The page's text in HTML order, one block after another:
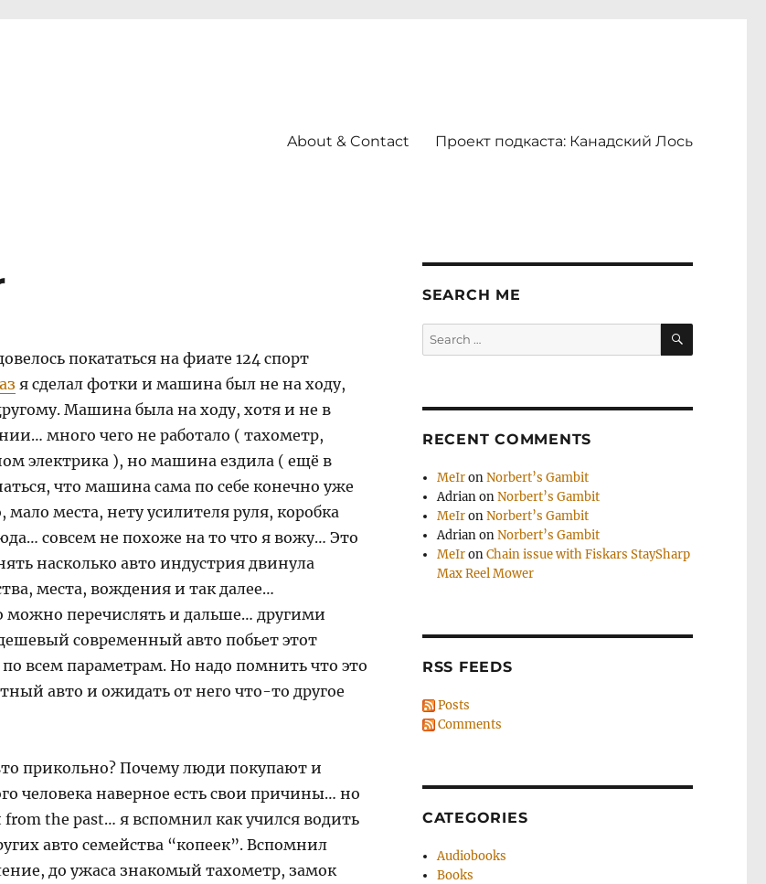
About & Contact Проект подкаста: Канадский Лось
покататься на фиате 124 спорт
я сделал фотки и машина был не на ходу,
Машина была на ходу, хотя и не в
много чего не работало ( тахометр,
электрика ), но машина ездила ( ещё в
что машина сама по себе конечно уже
мало места, нету усилителя руля, коробка
совсем не похоже на то что я вожу… Это
насколько авто индустрия двинула
места, вождения и так далее…
можно перечислять и дальше… другими
современный авто побьет этот
всем параметрам. Но надо помнить что это
авто и ожидать от него что-то другое
прикольно? Почему люди покупают и
человека наверное есть свои причины… но
the past… я вспомнил как учился водить
авто семейства “копеек”. Вспомнил
до ужаса знакомый тахометр, замок
SEARCH ME
Search
for:
SEARCH
RECENT COMMENTS
MeIronNorbert’s Gambit
AdrianonNorbert’s Gambit
MeIronNorbert’s Gambit
AdrianonNorbert’s Gambit
MeIronChain issue with Fiskars StaySharp
Max Reel Mower
RSS FEEDS
Posts
Comments
CATEGORIES
Audiobooks
Books